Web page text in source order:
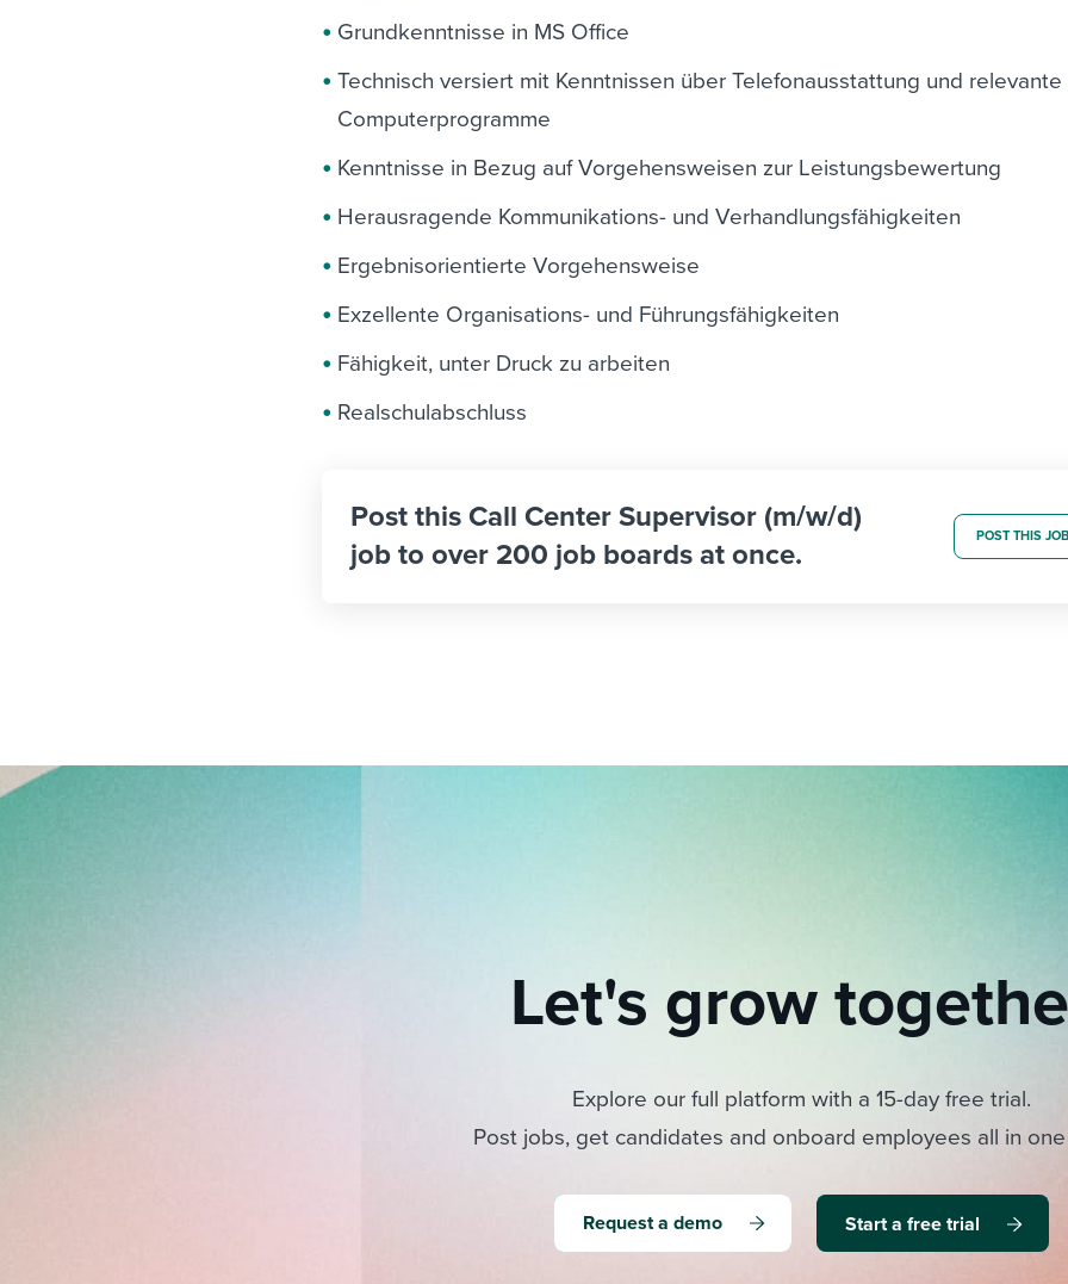
Grundkenntnisse in MS Office
Technisch versiert mit Kenntnissen über Telefonausstattung und relevante
Computerprogramme
Kenntnisse in Bezug auf Vorgehensweisen zur Leistungsbewertung
Herausragende Kommunikations- und Verhandlungsfähigkeiten
Ergebnisorientierte Vorgehensweise
Exzellente Organisations- und Führungsfähigkeiten
Fähigkeit, unter Druck zu arbeiten
Realschulabschluss
Post this Call Center Supervisor (m/w/d)
job to over 200 job boards at once.
POST THIS
Let's grow
Explore our full platform with a 15-day free trial.
Post jobs, get candidates and onboard employees all in
Request a demo Start a free trial